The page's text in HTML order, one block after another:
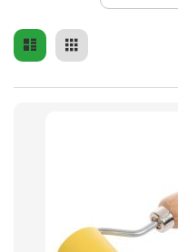
Ansicht
Liste Raster